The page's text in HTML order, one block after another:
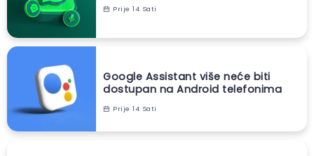
Prije 14 Sati
Google Assistant više neće biti
dostupan na Android telefonima
Prije 14 Sati